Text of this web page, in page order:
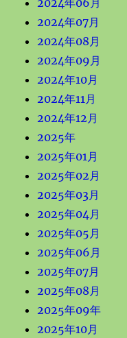
2024年06月
2024年07月
2024年08月
2024年09月
2024年10月
2024年11月
2024年12月
2025年
2025年01月
2025年02月
2025年03月
2025年04月
2025年05月
2025年06月
2025年07月
2025年08月
2025年09年
2025年10月